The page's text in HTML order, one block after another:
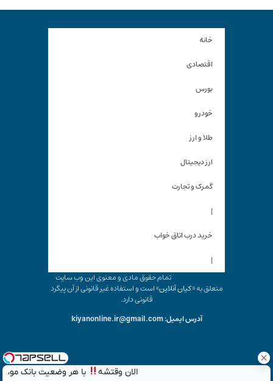
الان وقتشه
با هر وضعیت بانک مو،
خانه
اقتصادی
بورس
خودرو
طلا و ارز
ارز دیجیتال
گمرک و تجارت
|
خرید درب اتاق خواب
|
تمام حقوق مادی و معنوی این وب سایت
متعلق به «کیان آنلاین» است و استفاده غیر قانونی از آن پیگرد
قانونی دارد.
آدرس ایمیل: kiyanonline.ir@gmail.com